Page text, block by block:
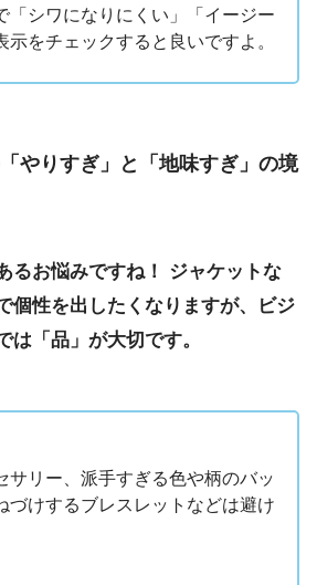
「シワになりにくい」「イージー
示をチェックすると良いですよ。
やりすぎ」と「地味すぎ」の境
るお悩みですね！ ジャケットな
個性を出したくなりますが、ビジ
は「品」が大切です。
サリー、派手すぎる色や柄のバッ
づけするブレスレットなどは避け